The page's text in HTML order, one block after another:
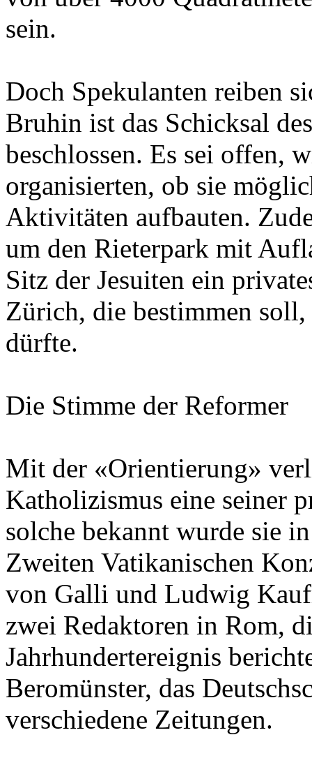
sein.
Doch Spekulanten reiben
Bruhin ist das Schicksal
beschlossen. Es sei offen,
organisierten, ob sie
Aktivitäten aufbauten.
um den Rieterpark mit
Sitz der Jesuiten ein
Zürich, die bestimmen
dürfte.
Die Stimme der Reformer
Mit der «Orientierung»
Katholizismus eine seiner
solche bekannt wurde sie
Zweiten Vatikanischen
von Galli und Ludwig
zwei Redaktoren in Rom,
Jahrhundertereignis
Beromünster, das
verschiedene Zeitungen.